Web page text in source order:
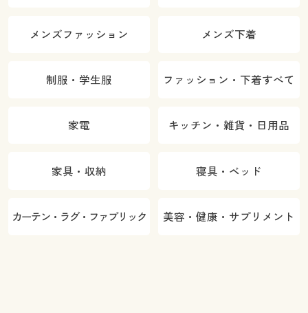
メンズファッション メンズ下着
制服・学生服 ファッション・下着すべて
家電 キッチン・雑貨・日用品
家具・収納 寝具・ベッド
カーテン・ラグ・ファブリック 美容・健康・サプリメント